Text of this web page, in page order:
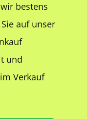
bestens
auf unser
und
Verkauf